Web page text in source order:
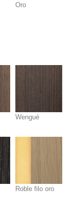
Oro
Wengué
Roble filo oro